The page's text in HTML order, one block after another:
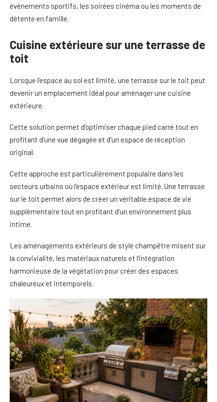
événements sportifs, les soirées cinéma ou les moments de
détente en famille.
Cuisine extérieure sur une terrasse de
toit
Lorsque l’espace au sol est limité, une terrasse sur le toit peut
devenir un emplacement idéal pour aménager une cuisine
extérieure.
Cette solution permet d’optimiser chaque pied carré tout en
profitant d’une vue dégagée et d’un espace de réception
original.
Cette approche est particulièrement populaire dans les
secteurs urbains où l’espace extérieur est limité. Une terrasse
sur le toit permet alors de créer un véritable espace de vie
supplémentaire tout en profitant d’un environnement plus
intime.
Les aménagements extérieurs de style champêtre misent sur
la convivialité, les matériaux naturels et l’intégration
harmonieuse de la végétation pour créer des espaces
chaleureux et intemporels.